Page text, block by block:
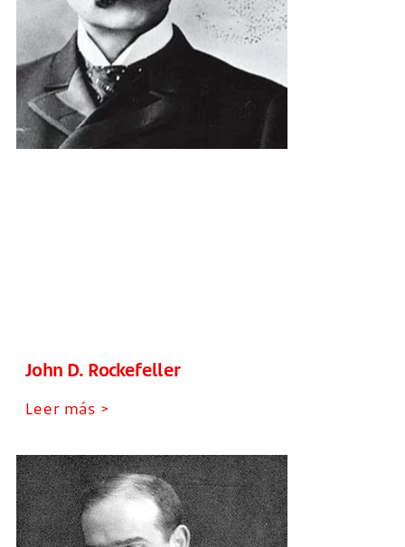
John D. Rockefeller
Leer más >